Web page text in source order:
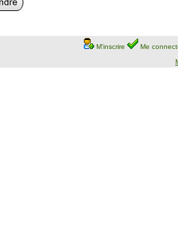
M'inscrire
Me